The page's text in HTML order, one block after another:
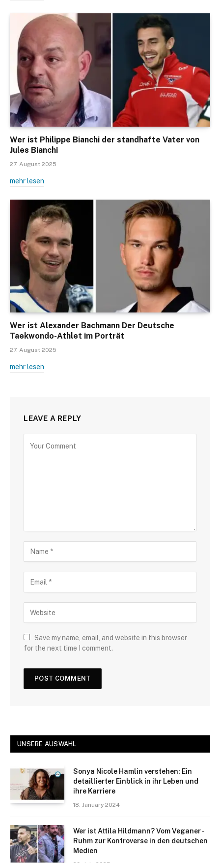
Wer ist Philippe Bianchi der standhafte Vater von
Jules Bianchi
27. August 2025
mehr lesen
Wer ist Alexander Bachmann Der Deutsche
Taekwondo-Athlet im Porträt
27. August 2025
mehr lesen
LEAVE A REPLY
Save my name, email, and website in this browser
for the next time I comment.
UNSERE AUSWAHL
Sonya Nicole Hamlin verstehen: Ein
detaillierter Einblick in ihr Leben und
ihre Karriere
18. January 2024
Wer ist Attila Hildmann? Vom Veganer -
Ruhm zur Kontroverse in den deutschen
Medien